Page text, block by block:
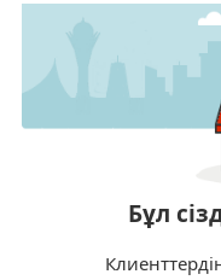
Бұл